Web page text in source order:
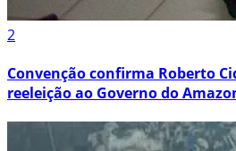
2
Convenção confirma Roberto
reeleição ao Governo do